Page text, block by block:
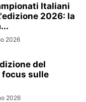
Italiani
2026: la
2026
del
focus sulle
2026